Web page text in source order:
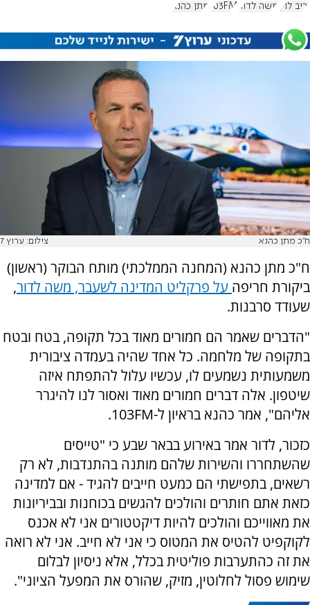
יריב לוין משה לדור 103FM מתן כהנא
ח"כ מתן כהנא צילום: ערוץ 7
ח"כ מתן כהנא (המחנה הממלכתי) מותח הבוקר (ראשון)
ביקורת חריפה על פרקליט המדינה לשעבר, משה לדור,
שעודד סרבנות.
"הדברים שאמר הם חמורים מאוד בכל תקופה, בטח ובטח
בתקופה של מלחמה. כל אחד שהיה בעמדה ציבורית
משמעותית נשמעים לו, עכשיו עלול להתפתח איזה
שיטפון. אלה דברים חמורים מאוד ואסור לנו להיגרר
אליהם", אמר כהנא בראיון ל-103FM.
כזכור, לדור אמר באירוע בבאר שבע כי "טייסים
שהשתחררו והשירות שלהם מותנה בהתנדבות, לא רק
רשאים, בתפישתי הם כמעט חייבים להגיד - אם למדינה
כזאת אתם חותרים והולכים להגשים בכוחנות ובביריונות
את מאווייכם והולכים להיות דיקטטורים אני לא אכנס
לקוקפיט להטיס את המטוס כי אני לא חייב. אני לא רואה
את זה כהתערבות פוליטית בכלל, אלא ניסיון לבלום
שימוש פסול לחלוטין, מזיק, שהורס את המפעל הציוני".